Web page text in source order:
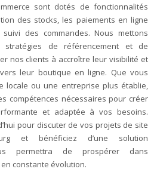
sont dotés de fonctionnalités
des stocks, les paiements en ligne
des commandes. Nous mettons
de référencement et de
nos clients à accroître leur visibilité et
leur boutique en ligne. Que vous
locale ou une entreprise plus établie,
compétences nécessaires pour créer
et adaptée à vos besoins.
pour discuter de vos projets de site
et bénéficiez d’une solution
permettra de prospérer dans
constante évolution.